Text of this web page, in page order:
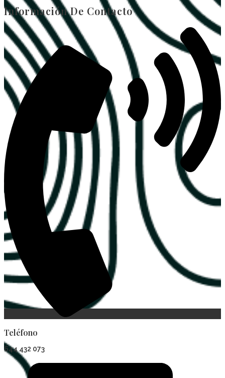
Información De Contacto
Teléfono
644 432 073